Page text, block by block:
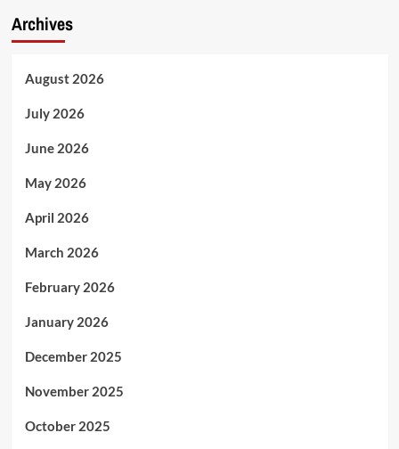
Archives
August 2026
July 2026
June 2026
May 2026
April 2026
March 2026
February 2026
January 2026
December 2025
November 2025
October 2025